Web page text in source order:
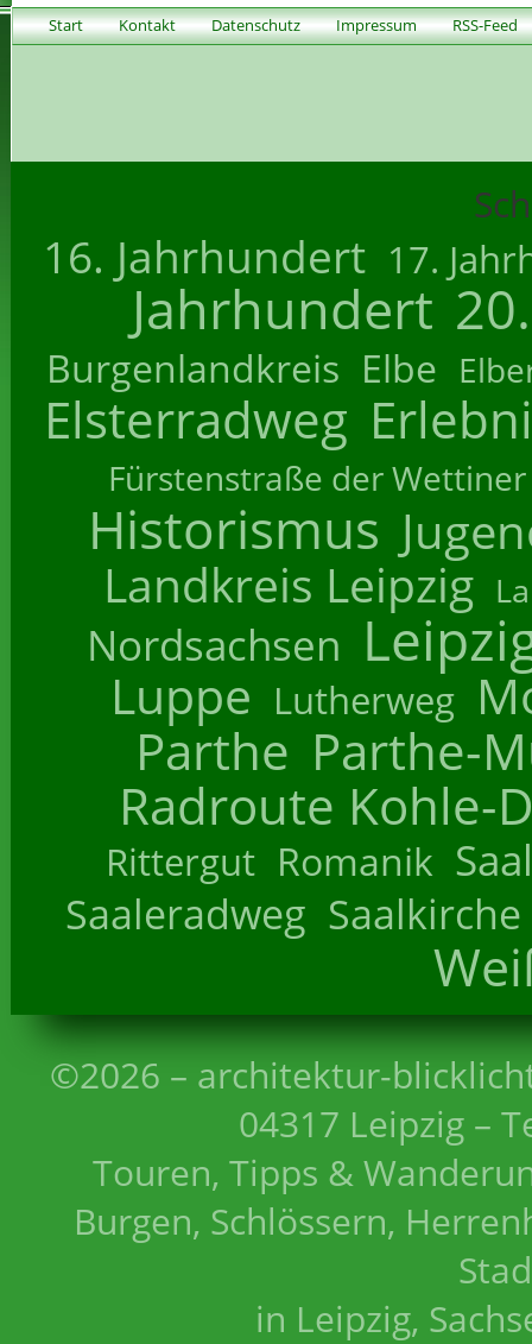
Start Kontakt Datenschutz Impressum RSS-Feed
16. Jahrhundert 17.
Jahrhundert
Burgenlandkreis Elbe
Elsterradweg
Fürstenstraße der Wettiner
Historismus
Landkreis Leipzig
Nordsachsen
Luppe Lutherweg
Parthe Parthe-
Radroute Kohle-
Rittergut Romanik
Saaleradweg Saalkirche
©2026 – architektur-
04317 Leipzig –
Touren, Tipps &
Burgen, Schlössern,
in Leipzig,